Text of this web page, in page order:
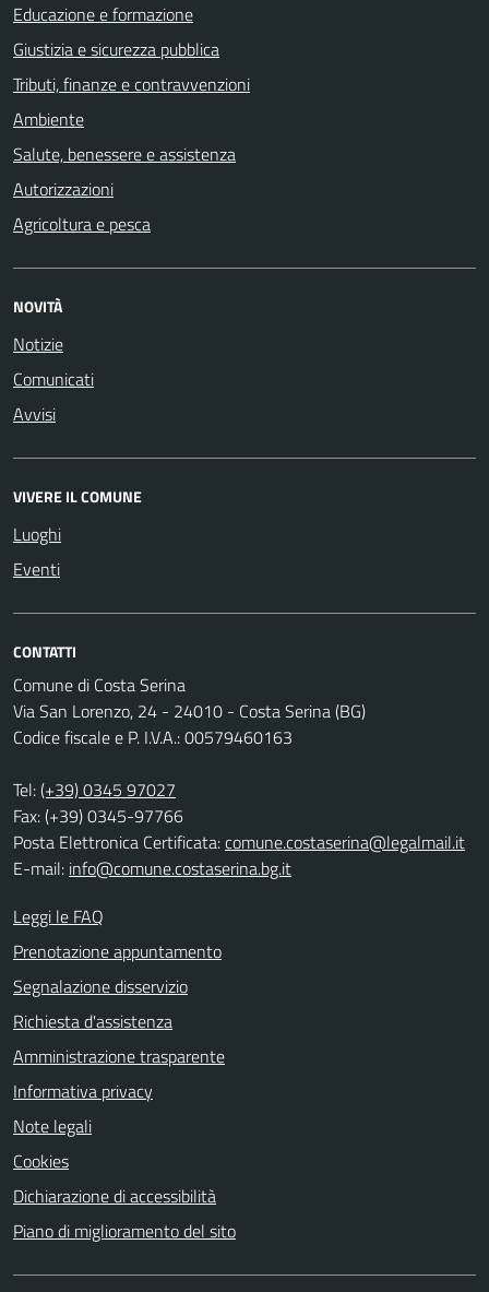
Educazione e formazione
Giustizia e sicurezza pubblica
Tributi, finanze e contravvenzioni
Ambiente
Salute, benessere e assistenza
Autorizzazioni
Agricoltura e pesca
NOVITÀ
Notizie
Comunicati
Avvisi
VIVERE IL COMUNE
Luoghi
Eventi
CONTATTI
Comune di Costa Serina
Via San Lorenzo, 24 - 24010 - Costa Serina (BG)
Codice fiscale e P. I.V.A.: 00579460163
Tel:(+39) 0345 97027
Fax: (+39) 0345-97766
Posta Elettronica Certificata:comune.costaserina@legalmail.it
E-mail: info@comune.costaserina.bg.it
Leggi le FAQ
Prenotazione appuntamento
Segnalazione disservizio
Richiesta d'assistenza
Amministrazione trasparente
Informativa privacy
Note legali
Cookies
Dichiarazione di accessibilità
Piano di miglioramento del sito